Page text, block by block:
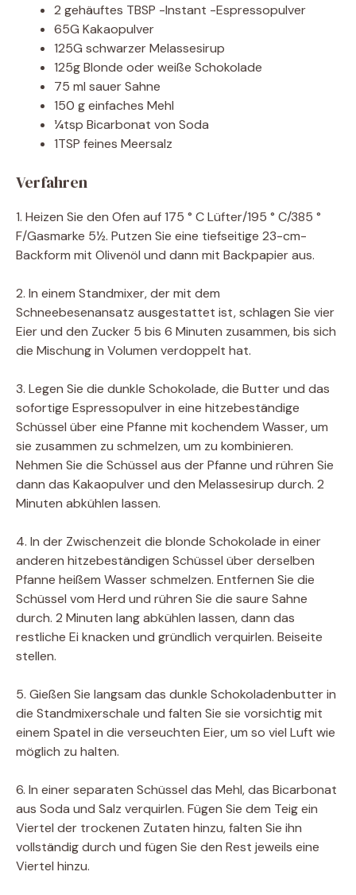
2 gehäuftes TBSP -Instant -Espressopulver
65G Kakaopulver
125G schwarzer Melassesirup
125g Blonde oder weiße Schokolade
75 ml sauer Sahne
150 g einfaches Mehl
¼tsp Bicarbonat von Soda
1TSP feines Meersalz
Verfahren
1. Heizen Sie den Ofen auf 175 ° C Lüfter/195 ° C/385 °
F/Gasmarke 5½. Putzen Sie eine tiefseitige 23-cm-
Backform mit Olivenöl und dann mit Backpapier aus.
2. In einem Standmixer, der mit dem
Schneebesenansatz ausgestattet ist, schlagen Sie vier
Eier und den Zucker 5 bis 6 Minuten zusammen, bis sich
die Mischung in Volumen verdoppelt hat.
3. Legen Sie die dunkle Schokolade, die Butter und das
sofortige Espressopulver in eine hitzebeständige
Schüssel über eine Pfanne mit kochendem Wasser, um
sie zusammen zu schmelzen, um zu kombinieren.
Nehmen Sie die Schüssel aus der Pfanne und rühren Sie
dann das Kakaopulver und den Melassesirup durch. 2
Minuten abkühlen lassen.
4. In der Zwischenzeit die blonde Schokolade in einer
anderen hitzebeständigen Schüssel über derselben
Pfanne heißem Wasser schmelzen. Entfernen Sie die
Schüssel vom Herd und rühren Sie die saure Sahne
durch. 2 Minuten lang abkühlen lassen, dann das
restliche Ei knacken und gründlich verquirlen. Beiseite
stellen.
5. Gießen Sie langsam das dunkle Schokoladenbutter in
die Standmixerschale und falten Sie sie vorsichtig mit
einem Spatel in die verseuchten Eier, um so viel Luft wie
möglich zu halten.
6. In einer separaten Schüssel das Mehl, das Bicarbonat
aus Soda und Salz verquirlen. Fügen Sie dem Teig ein
Viertel der trockenen Zutaten hinzu, falten Sie ihn
vollständig durch und fügen Sie den Rest jeweils eine
Viertel hinzu.